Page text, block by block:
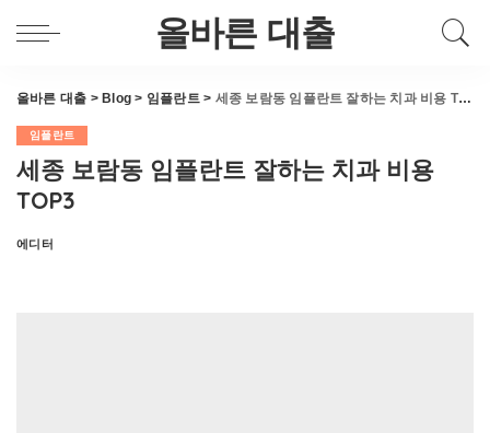
올바른 대출
올바른 대출 > Blog > 임플란트> 세종 보람동 임플란트 잘하는 치과 비용 TOP3
임플란트
세종 보람동 임플란트 잘하는 치과 비용
TOP3
Posted
에디터